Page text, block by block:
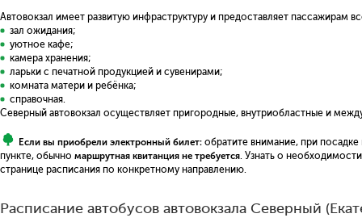
Автовокзал имеет развитую инфраструктуру и предоставляет пассажирам
зал ожидания;
уютное кафе;
камера хранения;
ларьки с печатной продукцией и сувенирами;
комната матери и ребёнка;
справочная.
Северный автовокзал осуществляет пригородные, внутриобластные и
Если вы приобрели электронный билет: обратите внимание, при
пункте, обычно маршрутная квитанция не требуется . Узнать о
странице расписания по конкретному направлению.
Расписание автобусов автовокзала Северный